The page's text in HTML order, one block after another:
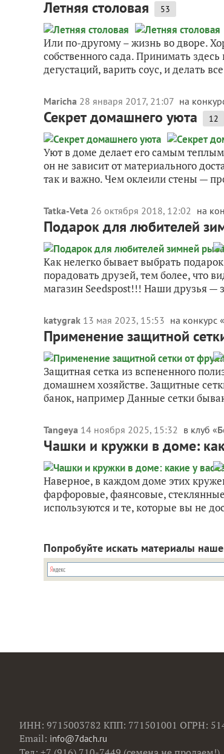
Летняя столовая 53
Или по-другому – жизнь во дворе.
собственного сада. Принимать
дегустаций, варить соус, и делать
Maricha 28 января 2017, 21:07 на
Секрет домашнего уюта 12
Уют в доме делает его самым
он не зависит от материального
так и важно. Чем оклеили стены —
Tatka-Veta 26 октября 2018, 12:02 на
Подарок для любителей
Как нелегко бывает выбрать
порадовать друзей, тем более, что
магазин Seedspost!!! Наши друзья —
katygrak 13 мая 2023, 15:53 на конкурс «
Применение защитной
Защитная сетка из вспененного
домашнем хозяйстве. Защитные
банок, например Данные сетки
Tangeya 14 ноября 2025, 15:32 в клуб «
Чашки и кружки в доме:
Наверное, в каждом доме этих
фарфоровые, фаянсовые,
используются и те, которые вы не
Попробуйте искать материалы
ИНН: 9715003782 КПП: 771501001 ОГРН:
Email: info@7dach.ru